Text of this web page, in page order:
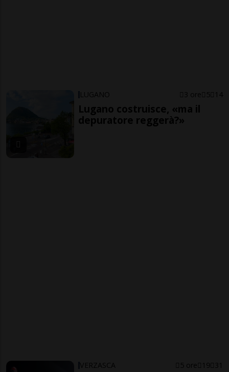
LUGANO 3 ore 5 14
Lugano costruisce, «ma il
depuratore reggerà?»
VERZASCA 5 ore 19 31